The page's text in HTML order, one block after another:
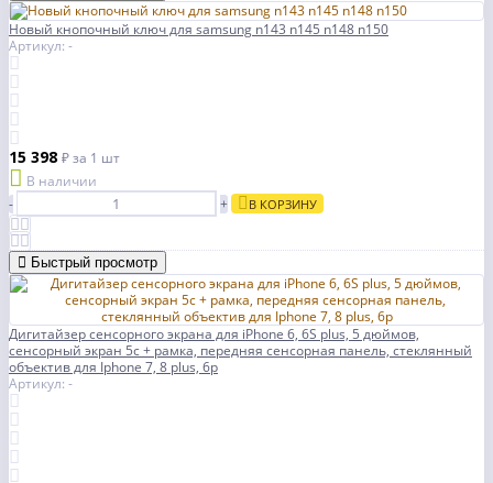
Новый кнопочный ключ для samsung n143 n145 n148 n150
Артикул: -
15 398 ₽за 1 шт
В наличии
-
+ В КОРЗИНУ
Быстрый просмотр
Дигитайзер сенсорного экрана для iPhone 6, 6S plus, 5 дюймов,
сенсорный экран 5c + рамка, передняя сенсорная панель, стеклянный
объектив для Iphone 7, 8 plus, 6p
Артикул: -